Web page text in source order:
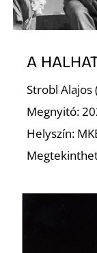
A
Strobl Alajos
Megnyitó:
Helyszín: